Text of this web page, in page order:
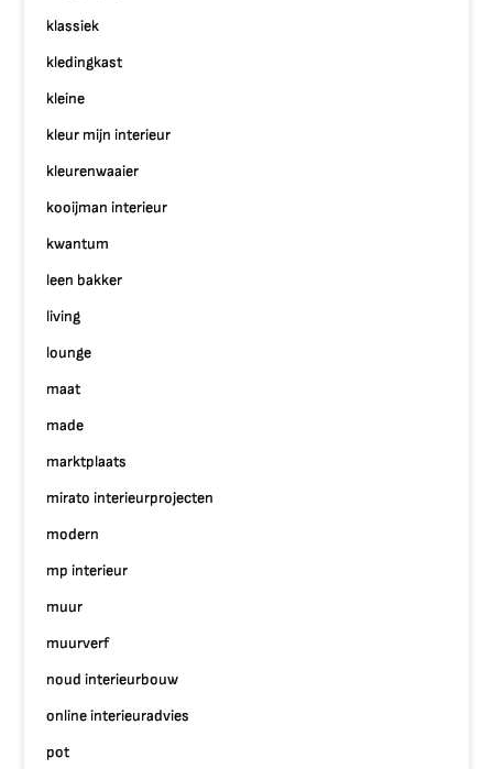
klassiek
kledingkast
kleine
kleur mijn interieur
kleurenwaaier
kooijman interieur
kwantum
leen bakker
living
lounge
maat
made
marktplaats
mirato interieurprojecten
modern
mp interieur
muur
muurverf
noud interieurbouw
online interieuradvies
pot